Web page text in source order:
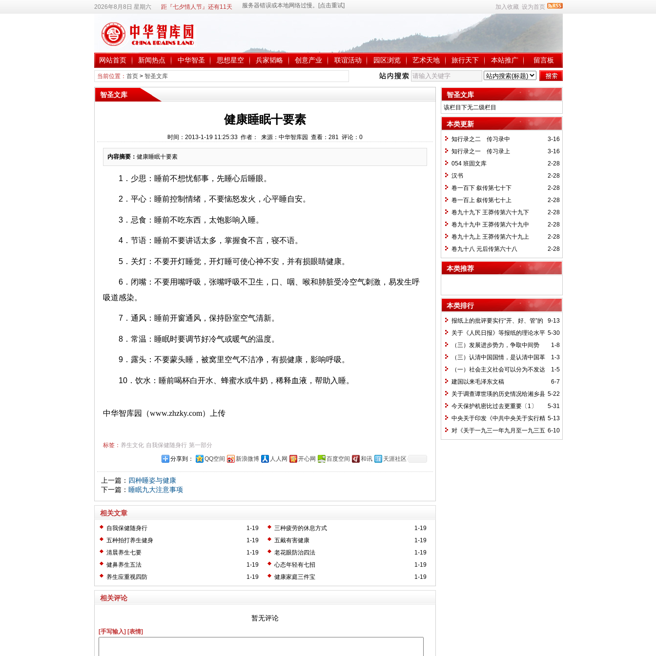
2026年8月8日 星期六 距『七夕情人节』还有11天 加入收藏 设为首页
网站首页 新闻热点 中华智圣 思想星空 兵家韬略 创意产业 联谊活动 园区浏览 艺术天地 旅行天下 本站推广 留言板
当前位置： 首页> 智圣文库
智圣文库
健康睡眠十要素
时间：2013-1-19 11:25:33 作者： 来源：中华智库园 查看： 281 评论： 0
内容摘要： 健康睡眠十要素
1．少思：睡前不想忧郁事，先睡心后睡眼。
2．平心：睡前控制情绪，不要恼怒发火，心平睡自安。
3．忌食：睡前不吃东西，太饱影响入睡。
4．节语：睡前不要讲话太多，掌握食不言，寝不语。
5．关灯：不要开灯睡觉，开灯睡可使心神不安，并有损眼睛健康。
6．闭嘴：不要用嘴呼吸，张嘴呼吸不卫生，口、咽、喉和肺脏受冷空气刺激，易发生呼
吸道感染。
7．通风：睡前开窗通风，保持卧室空气清新。
8．常温：睡眠时要调节好冷气或暖气的温度。
9．露头：不要蒙头睡，被窝里空气不洁净，有损健康，影响呼吸。
10．饮水：睡前喝杯白开水、蜂蜜水或牛奶，稀释血液，帮助入睡。
中华智库园（www.zhzky.com）上传
标签： 养生文化 自我保健随身行 第一部分
分享到：
QQ空间 新浪微博 人人网 开心网 百度空间 和讯 天涯社区
上一篇： 四种睡姿与健康
下一篇： 睡眠九大注意事项
相关文章
1-19
自我保健随身行 1-19
三种疲劳的休息方式
1-19
五种拍打养生健身 1-19
五戴有害健康
1-19
清晨养生七要 1-19
老花眼防治四法
1-19
健鼻养生五法 1-19
心态年轻有七招
1-19
养生应重视四防 1-19
健康家庭三件宝
相关评论
暂无评论
[手写输入] [表情]
智圣文库
该栏目下无二级栏目
本类更新
3-16
知行录之二 传习录中
3-16
知行录之一 传习录上
2-28
054 班固文库
2-28
汉书
2-28
卷一百下 叙传第七十下
2-28
卷一百上 叙传第七十上
2-28
卷九十九下 王莽传第六十九下
2-28
卷九十九中 王莽传第六十九中
2-28
卷九十九上 王莽传第六十九上
2-28
卷九十八 元后传第六十八
本类推荐
本类排行
9-13
报纸上的批评要实行“开、好、管”的
方针*
5-30
关于《人民日报》等报纸的理论水平
的批语〔1〕
1-8
（三）发展进步势力，争取中间势
力，孤立顽固势力
1-3
（三）认清中国国情，是认清中国革
命一切问题的基本依据
1-5
（一）社会主义社会可以分为不发达
和比较发达两个阶段
6-7
建国以来毛泽东文稿
5-22
关于调查谭世瑛的历史情况给湘乡县
委的信和给谭世瑛的复信
5-31
今天保护机密比过去更重要〔1〕
5-13
中央关于印发《中共中央关于实行精
兵简政、增产节约、反对贪污、反对浪费
和反对官僚主义的决定》的通知和毛泽东
6-10
对《关于一九三一年九月至一九三五